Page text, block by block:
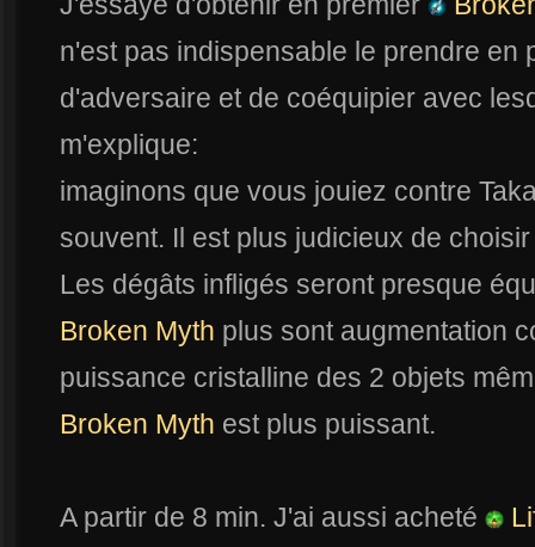
n'est pas indispensable le prendre en
d'adversaire et de coéquipier avec
m'explique:
imaginons que vous jouiez contre
souvent. Il est plus judicieux de
Les dégâts infligés seront presque
Broken Myth plus sont augmentation
puissance cristalline des 2 objets
Broken Myth est plus puissant.
A partir de 8 min. J'ai aussi acheté